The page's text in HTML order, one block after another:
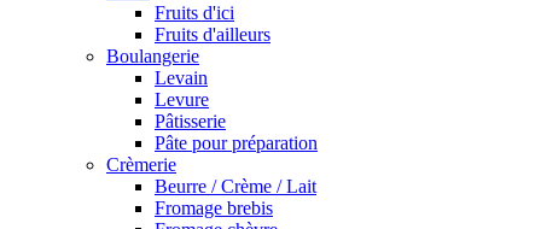
Fruits d'ici
Fruits d'ailleurs
Boulangerie
Levain
Levure
Pâtisserie
Pâte pour préparation
Crèmerie
Beurre / Crème / Lait
Fromage brebis